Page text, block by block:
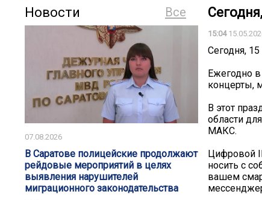
Все
Новости
07.08.2026
В Саратове полицейские продолжают
рейдовые мероприятий в целях
выявления нарушителей
миграционного законодательства
15:04
Сегодня,
Ежегодно
концерты,
В этот
области
МАКС.
Цифровой
носить с
вашем